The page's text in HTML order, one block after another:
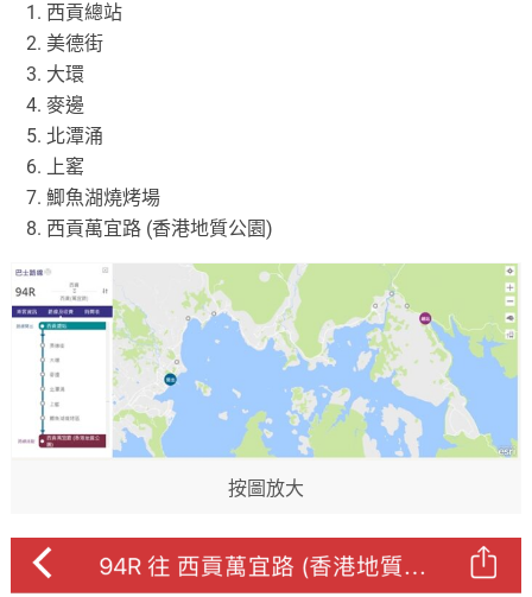
西貢總站
美德街
大環
麥邊
北潭涌
上窰
鯽魚湖燒烤場
西貢萬宜路 (香港地質公園)
按圖放大